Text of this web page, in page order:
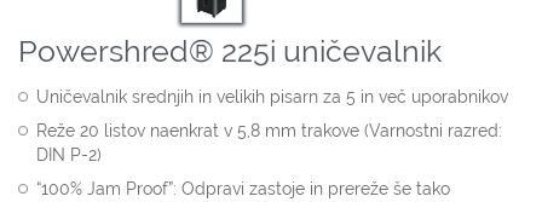
Powershred® 225i uničevalnik
Uničevalnik srednjih in velikih pisarn za 5 in več uporabnikov
Reže 20 listov naenkrat v 5,8 mm trakove (Varnostni razred:
DIN P-2)
“100% Jam Proof”: Odpravi zastoje in prereže še tako